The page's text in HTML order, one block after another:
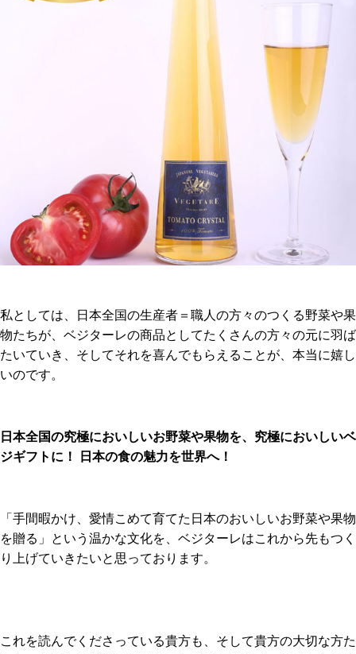
私としては、日本全国の生産者＝職人の方々のつくる野菜や果
物たちが、ベジターレの商品としてたくさんの方々の元に羽ば
たいていき、そしてそれを喜んでもらえることが、本当に嬉し
いのです。
日本全国の究極においしいお野菜や果物を、究極においしいベ
ジギフトに！ 日本の食の魅力を世界へ！
「手間暇かけ、愛情こめて育てた日本のおいしいお野菜や果物
を贈る」という温かな文化を、ベジターレはこれから先もつく
り上げていきたいと思っております。
これを読んでくださっている貴方も、そして貴方の大切な方た